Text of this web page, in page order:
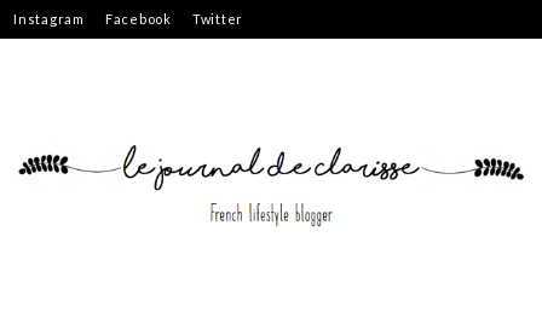
Skip
to
Instagram Facebook Twitter